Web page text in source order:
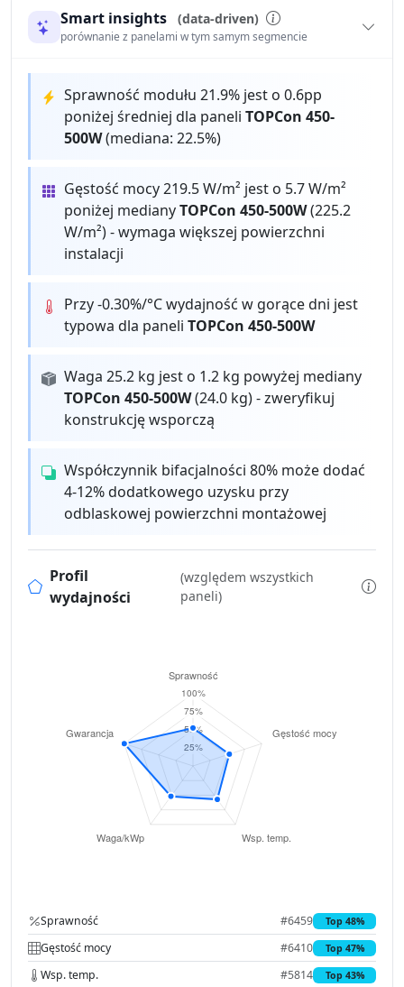
Smart insights (data-driven)
porównanie z panelami w tym samym segmencie
Sprawność modułu 21.9% jest o 0.6pp
poniżej średniej dla paneliTOPCon 450-
500W(mediana: 22.5%)
Gęstość mocy 219.5 W/m² jest o 5.7 W/m²
poniżej medianyTOPCon 450-500W(225.2
W/m²) - wymaga większej powierzchni
instalacji
Przy -0.30%/°C wydajność w gorące dni jest
typowa dla paneliTOPCon 450-500W
Waga 25.2 kg jest o 1.2 kg powyżej mediany
TOPCon 450-500W(24.0 kg) - zweryfikuj
konstrukcję wsporczą
Współczynnik bifacjalności 80% może dodać
4-12% dodatkowego uzysku przy
odblaskowej powierzchni montażowej
Profil
wydajności
(względem wszystkich
paneli)
Sprawność #6459 Top 48%
Gęstość mocy #6410 Top 47%
Wsp. temp. #5814 Top 43%